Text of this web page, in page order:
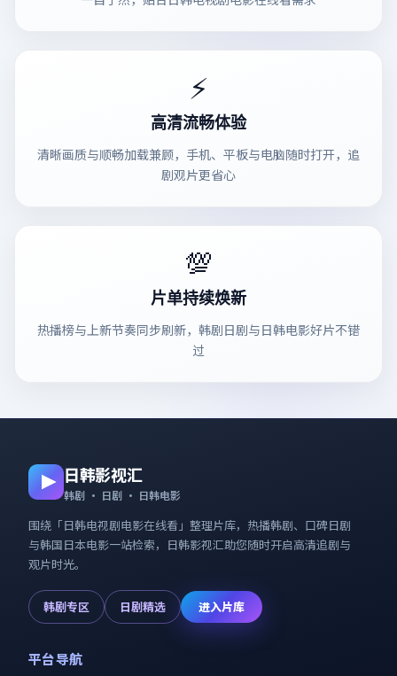
⚡
高清流畅体验
清晰画质与顺畅加载兼顾，手机、平板与电脑随时打开，追
剧观片更省心
💯
片单持续焕新
热播榜与上新节奏同步刷新，韩剧日剧与日韩电影好片不错
过
日韩影视汇
韩剧 · 日剧 · 日韩电影
围绕「日韩电视剧电影在线看 」整理片库，热播韩剧、口碑日剧
与韩国日本电影一站检索， 日韩影视汇助您随时开启高清追剧与
观片时光。
韩剧专区 日剧精选 进入片库
平台导航